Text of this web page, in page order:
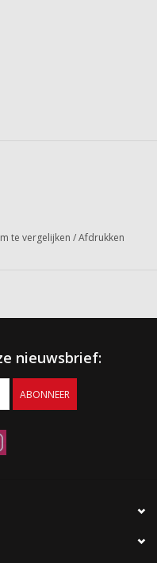
te vergelijken /Afdrukken
nieuwsbrief:
ABONNEER